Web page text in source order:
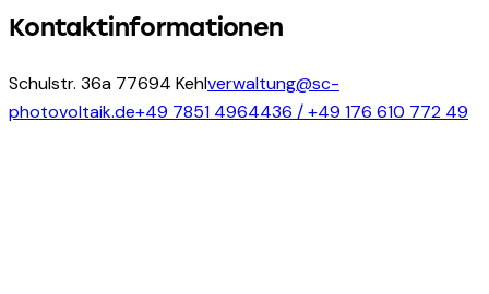
Kontaktinformationen
Schulstr. 36a 77694 Kehlverwaltung@sc-
photovoltaik.de+49 7851 4964436 / +49 176 610 772 49